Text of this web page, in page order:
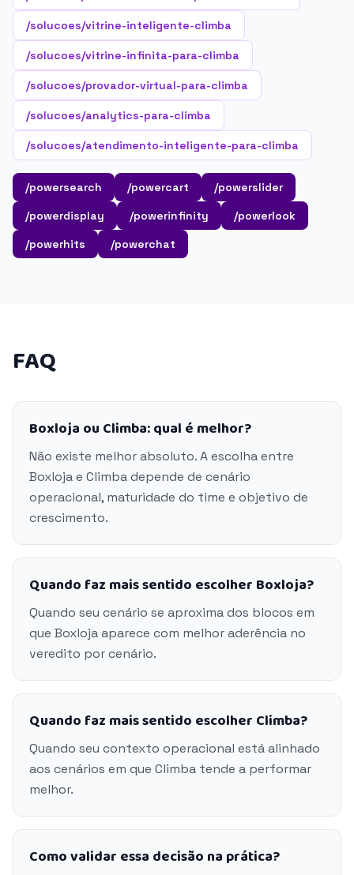
/solucoes/vitrine-inteligente-climba
/solucoes/vitrine-infinita-para-climba
/solucoes/provador-virtual-para-climba
/solucoes/analytics-para-climba
/solucoes/atendimento-inteligente-para-climba
/powersearch /powercart
/powerslider
/powerdisplay
/powerinfinity
/powerlook
/powerhits
/powerchat
FAQ
Boxloja ou Climba: qual é melhor?
Não existe melhor absoluto. A escolha entre
Boxloja e Climba depende de cenário
operacional, maturidade do time e objetivo de
crescimento.
Quando faz mais sentido escolher Boxloja?
Quando seu cenário se aproxima dos blocos em
que Boxloja aparece com melhor aderência no
veredito por cenário.
Quando faz mais sentido escolher Climba?
Quando seu contexto operacional está alinhado
aos cenários em que Climba tende a performar
melhor.
Como validar essa decisão na prática?